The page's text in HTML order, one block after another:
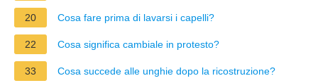
20 Cosa fare prima di lavarsi i capelli?
22 Cosa significa cambiale in protesto?
33 Cosa succede alle unghie dopo la ricostruzione?